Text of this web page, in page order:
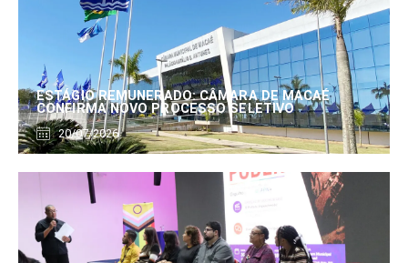
ESTÁGIO REMUNERADO: CÂMARA DE MACAÉ
CONFIRMA NOVO PROCESSO SELETIVO
20/07/2026